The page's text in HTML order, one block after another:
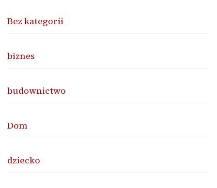
Bez kategorii
biznes
budownictwo
Dom
dziecko